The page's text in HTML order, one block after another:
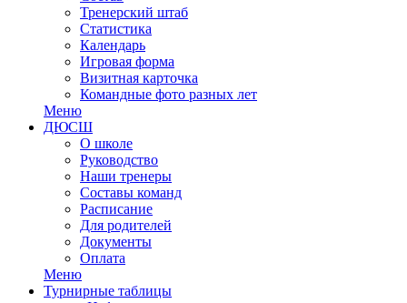
Тренерский штаб
Статистика
Календарь
Игровая форма
Визитная карточка
Командные фото разных лет
Меню
ДЮСШ
О школе
Руководство
Наши тренеры
Составы команд
Расписание
Для родителей
Документы
Оплата
Меню
Турнирные таблицы